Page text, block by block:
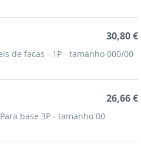
de facas - 1P - tamanho 000/00
30,80 €
base 3P - tamanho 00
26,66 €